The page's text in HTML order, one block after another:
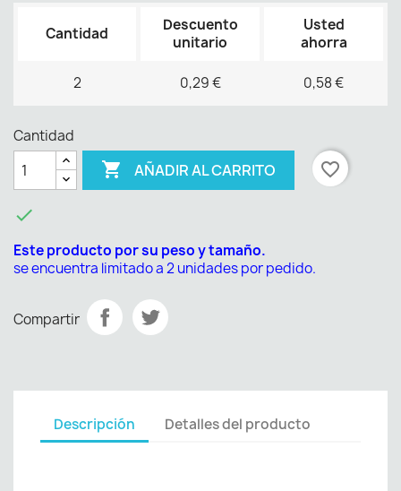
Cantidad
Descuento
unitario
Usted
ahorra
2 0,29 € 0,58 €
Cantidad
 AÑADIR AL CARRITO favorite_border

Este producto por su peso y tamaño.
se encuentra limitado a 2 unidades por pedido.
Compartir
Descripción Detalles del producto